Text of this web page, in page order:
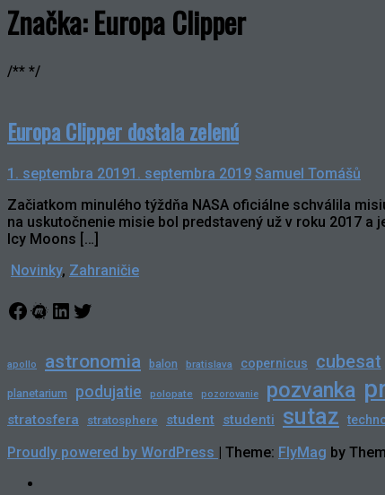
Značka:Europa Clipper
/** */
Europa Clipper dostala zelenú
1. septembra 20191. septembra 2019 Samuel Tomášů
Začiatkom minulého týždňa NASA oficiálne schválila
na uskutočnenie misie bol predstavený už v roku 2017
Icy Moons […]
Novinky, Zahraničie
Facebook
Meetup
LinkedIn
Twitter
apollo astronomia balon bratislava copernicus cubesat
planetarium podujatie polopate pozorovanie pozvanka
stratosfera stratosphere student studenti sutaz
Proudly powered by WordPress | Theme: FlyMag by